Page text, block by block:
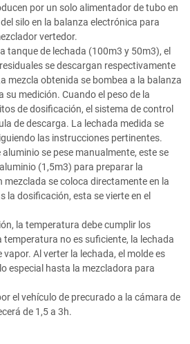
por un solo alimentador de tubo en
silo en la balanza electrónica para
vertedor.
tanque de lechada (100m3 y 50m3), el
se descargan respectivamente
mezcla obtenida se bombea a la balanza
su medición. Cuando el peso de la
de dosificación, el sistema de control
de descarga. La lechada medida se
las instrucciones pertinentes.
aluminio se pese manualmente, este se
(1,5m3) para preparar la
mezclada se coloca directamente en la
la dosificación, esta se vierte en el
la temperatura debe cumplir los
temperatura no es suficiente, la lechada
Al verter la lechada, el molde es
especial hasta la mezcladora para
el vehículo de precurado a la cámara de
de 1,5 a 3h.